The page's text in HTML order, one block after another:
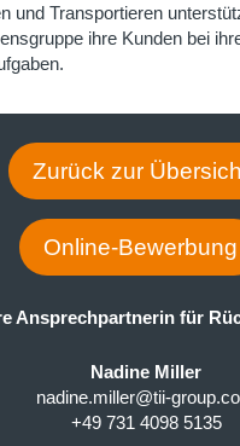
und Transportieren
ihre Kunden bei
Zurück zur
Online-Bewerbung
Ansprechpartnerin für
Nadine Miller
nadine.miller@tii-
+49 731 4098 5135